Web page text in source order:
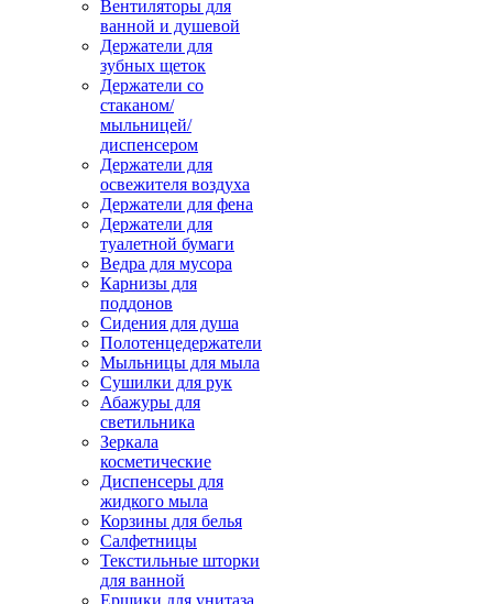
Вентиляторы для
ванной и душевой
Держатели для
зубных щеток
Держатели со
стаканом/
мыльницей/
диспенсером
Держатели для
освежителя воздуха
Держатели для фена
Держатели для
туалетной бумаги
Ведра для мусора
Карнизы для
поддонов
Сидения для душа
Полотенцедержатели
Мыльницы для мыла
Сушилки для рук
Абажуры для
светильника
Зеркала
косметические
Диспенсеры для
жидкого мыла
Корзины для белья
Салфетницы
Текстильные шторки
для ванной
Ершики для унитаза